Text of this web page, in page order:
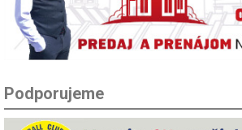
Podporujeme